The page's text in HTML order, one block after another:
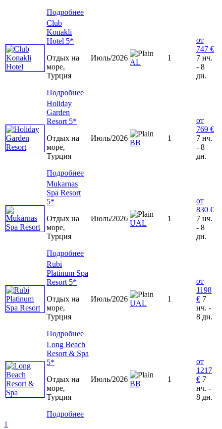
Подробнее
Club
Konakli
Hotel 5*
Отдых на
море,
Турция
Подробнее
Июль/2026
AL
1
от
747 €
7 нч.
- 8
дн.
Holiday
Garden
Resort 5*
Отдых на
море,
Турция
Подробнее
Июль/2026
ВВ
1
от
769 €
7 нч.
- 8
дн.
Mukarnas
Spa Resort
5*
Отдых на
море,
Турция
Подробнее
Июль/2026
UAL
1
от
830 €
7 нч.
- 8
дн.
Rubi
Platinum Spa
Resort 5*
Отдых на
море,
Турция
Подробнее
Июль/2026
UAL
1
от
1198
€ 7
нч. -
8 дн.
Long Beach
Resort & Spa
5*
Отдых на
море,
Турция
Подробнее
Июль/2026
ВВ
1
от
1217
€ 7
нч. -
8 дн.
1